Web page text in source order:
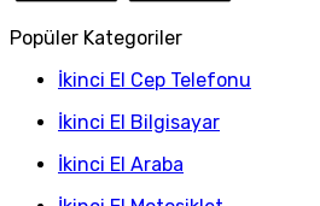
Popüler Kategoriler
İkinci El Cep Telefonu
İkinci El Bilgisayar
İkinci El Araba